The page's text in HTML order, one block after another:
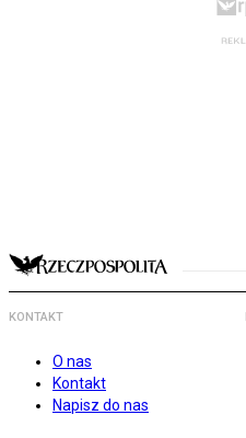
KONTAKT
O nas
Kontakt
Napisz do nas